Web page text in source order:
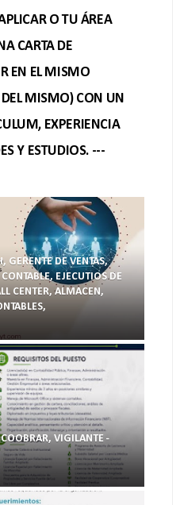
O TU ÁREA
CARTA DE
EN EL MISMO
DEL MISMO) CON UN
EXPERIENCIA
Y ESTUDIOS. ---
GERENTE DE VENTAS,
EJECUTIOS DE
CENTER, ALMACEN,
VIGILANTE -